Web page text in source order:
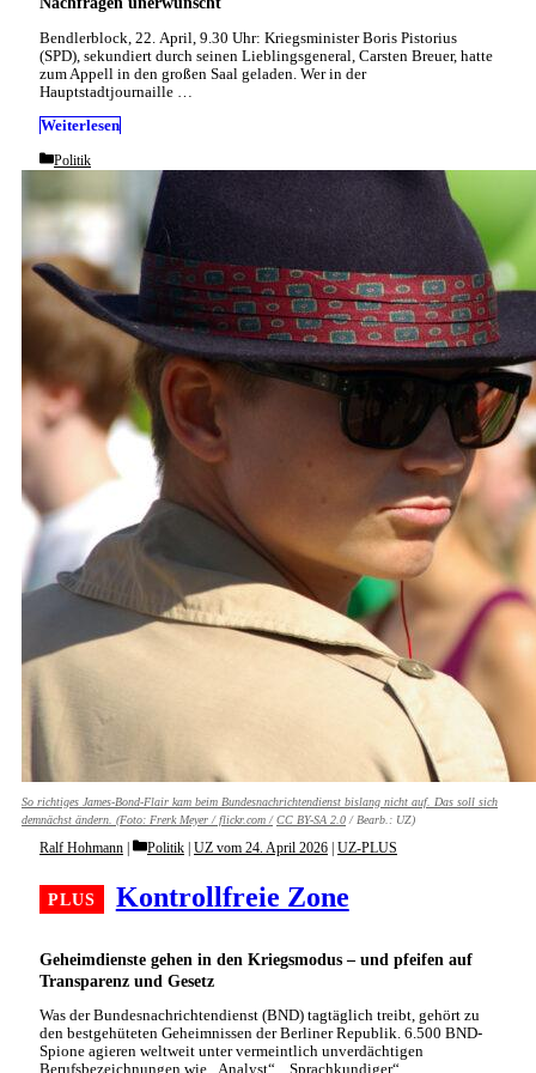
Bendlerblock, 22. April, 9.30 Uhr: Kriegsminister Boris Pistorius
(SPD), sekundiert durch seinen Lieblingsgeneral, Carsten Breuer, hatte
zum Appell in den großen Saal geladen. Wer in der
Hauptstadtjournaille …
Weiterlesen
Categories
Politik
So richtiges James-Bond-Flair kam beim Bundesnachrichtendienst bislang nicht auf. Das soll sich
demnächst ändern. (Foto: Frerk Meyer / flickr.com / CC BY-SA 2.0 / Bearb.: UZ)
Geheimdienste gehen in den Kriegsmodus – und pfeifen auf
Transparenz und Gesetz
Kontrollfreie Zone
Ralf Hohmann Categories
Politik | UZ vom 24. April 2026 | UZ-PLUS
Was der Bundesnachrichtendienst (BND) tagtäglich treibt, gehört zu
den bestgehüteten Geheimnissen der Berliner Republik. 6.500 BND-
Spione agieren weltweit unter vermeintlich unverdächtigen